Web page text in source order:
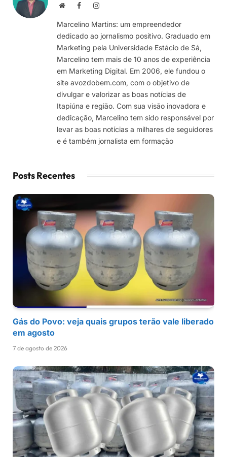
Site FacebookInstagram
Marcelino Martins: um empreendedor
dedicado ao jornalismo positivo. Graduado em
Marketing pela Universidade Estácio de Sá,
Marcelino tem mais de 10 anos de experiência
em Marketing Digital. Em 2006, ele fundou o
site avozdobem.com, com o objetivo de
divulgar e valorizar as boas notícias de
Itapiúna e região. Com sua visão inovadora e
dedicação, Marcelino tem sido responsável por
levar as boas notícias a milhares de seguidores
e é também jornalista em formação
Posts Recentes
Gás do Povo: veja quais grupos terão vale liberado
em agosto
7 de agosto de 2026